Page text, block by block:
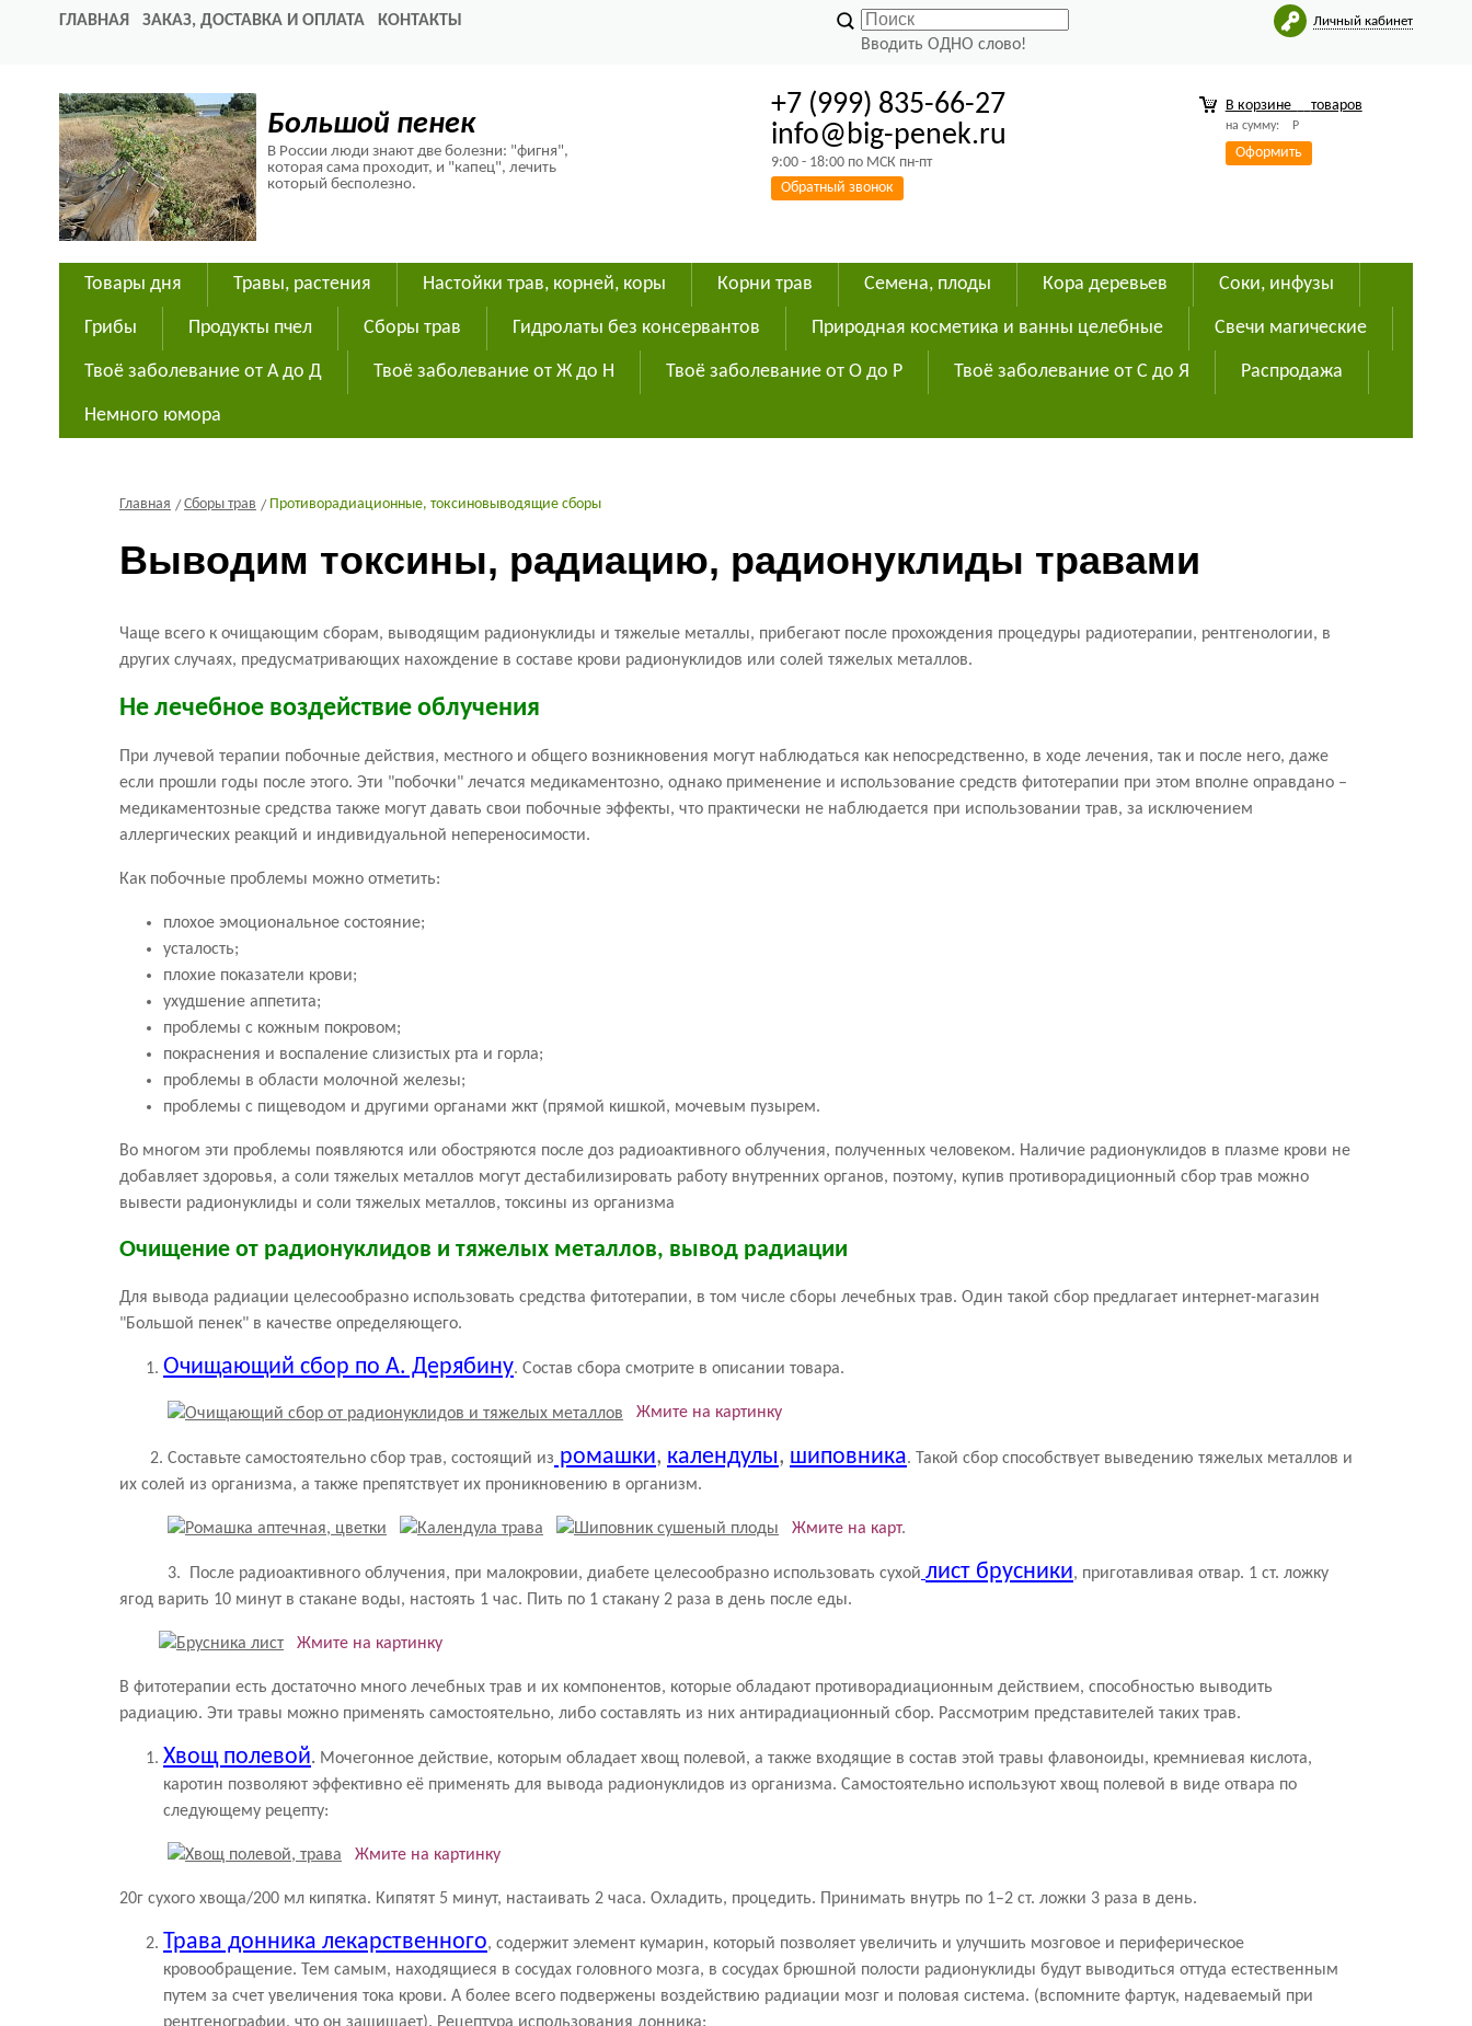
ГЛАВНАЯ ЗАКАЗ, ДОСТАВКА И ОПЛАТА
КОНТАКТЫ
Вводить ОДНО слово!
Личный кабинет
Большой пенек
В России люди знают две болезни: "фигня",
которая сама проходит, и "капец", лечить
который бесполезно.
+7 (999) 835-66-27
info@big-penek.ru
9:00 - 18:00 по МСК пн-пт
Обратный звонок
В корзине товаров
на сумму: Р
Оформить
Товары дня Травы, растения Настойки трав, корней, коры Корни трав Семена, плоды Кора деревьев Соки, инфузы
Грибы Продукты пчел Сборы трав Гидролаты без консервантов Природная косметика и ванны целебные Свечи магические
Твоё заболевание от А до Д Твоё заболевание от Ж до Н Твоё заболевание от О до Р Твоё заболевание от С до Я Распродажа
Немного юмора
Главная Сборы трав Противорадиационные, токсиновыводящие сборы
Выводим токсины, радиацию, радионуклиды травами
Чаще всего к очищающим сборам, выводящим радионуклиды и тяжелые металлы, прибегают после прохождения процедуры радиотерапии, рентгенологии, в
других случаях, предусматривающих нахождение в составе крови радионуклидов или солей тяжелых металлов.
Не лечебное воздействие облучения
При лучевой терапии побочные действия, местного и общего возникновения могут наблюдаться как непосредственно, в ходе лечения, так и после него, даже
если прошли годы после этого. Эти "побочки" лечатся медикаментозно, однако применение и использование средств фитотерапии при этом вполне оправдано –
медикаментозные средства также могут давать свои побочные эффекты, что практически не наблюдается при использовании трав, за исключением
аллергических реакций и индивидуальной непереносимости.
Как побочные проблемы можно отметить:
плохое эмоциональное состояние;
усталость;
плохие показатели крови;
ухудшение аппетита;
проблемы с кожным покровом;
покраснения и воспаление слизистых рта и горла;
проблемы в области молочной железы;
проблемы с пищеводом и другими органами жкт (прямой кишкой, мочевым пузырем.
Во многом эти проблемы появляются или обостряются после доз радиоактивного облучения, полученных человеком. Наличие радионуклидов в плазме крови не
добавляет здоровья, а соли тяжелых металлов могут дестабилизировать работу внутренних органов, поэтому, купив противорадиционный сбор трав можно
вывести радионуклиды и соли тяжелых металлов, токсины из организма
Очищение от радионуклидов и тяжелых металлов, вывод радиации
Для вывода радиации целесообразно использовать средства фитотерапии, в том числе сборы лечебных трав. Один такой сбор предлагает интернет-магазин
"Большой пенек" в качестве определяющего.
Очищающий сбор по А. Дерябину. Состав сбора смотрите в описании товара.
Жмите на картинку
2. Составьте самостоятельно сбор трав, состоящий из ромашки, календулы, шиповника. Такой сбор способствует выведению тяжелых металлов и
их солей из организма, а также препятствует их проникновению в организм.
Жмите на карт.
3. После радиоактивного облучения, при малокровии, диабете целесообразно использовать сухой лист брусники, приготавливая отвар. 1 ст. ложку
ягод варить 10 минут в стакане воды, настоять 1 час. Пить по 1 стакану 2 раза в день после еды.
Жмите на картинку
В фитотерапии есть достаточно много лечебных трав и их компонентов, которые обладают противорадиационным действием, способностью выводить
радиацию. Эти травы можно применять самостоятельно, либо составлять из них антирадиационный сбор. Рассмотрим представителей таких трав.
Хвощ полевой. Мочегонное действие, которым обладает хвощ полевой, а также входящие в состав этой травы флавоноиды, кремниевая кислота,
каротин позволяют эффективно её применять для вывода радионуклидов из организма. Самостоятельно используют хвощ полевой в виде отвара по
следующему рецепту:
Жмите на картинку
20г сухого хвоща/200 мл кипятка. Кипятят 5 минут, настаивать 2 часа. Охладить, процедить. Принимать внутрь по 1–2 ст. ложки 3 раза в день.
Трава донника лекарственного, содержит элемент кумарин, который позволяет увеличить и улучшить мозговое и периферическое
кровообращение. Тем самым, находящиеся в сосудах головного мозга, в сосудах брюшной полости радионуклиды будут выводиться оттуда естественным
путем за счет увеличения тока крови. А более всего подвержены воздействию радиации мозг и половая система. (вспомните фартук, надеваемый при